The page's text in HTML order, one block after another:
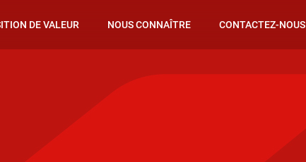
DE VALEUR NOUS CONNAÎTRE CONTACTEZ-NOUS